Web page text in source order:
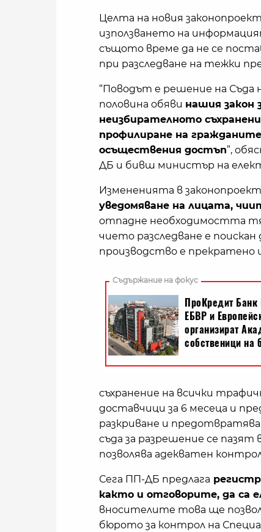
Целта на новия
използването на
същото време да не се
при разследване на тежки
“Поводът е решение на Съда
половина обяви нашия закон
неизбирателното
профилиране на
осъществения достъп”,
ДБ и бивш министър на
Измененията в
уведомяване на лицата,
отпадне необходимостта
чието разследване е
производство е прекратено
съхранение на всички
доставчици за 6 месеца и
разкриване и
съда за разрешение се
позволява адекватен
Сега ПП-ДБ предлага
както и отговорите, да са
вносителите това ще
бюрото за контрол на